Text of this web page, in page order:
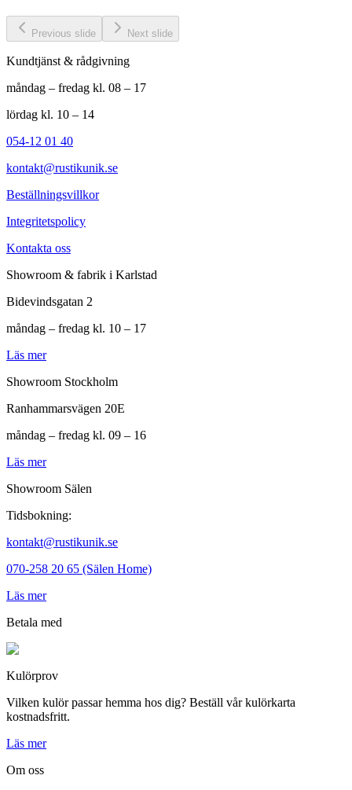
Previous slide Next slide
Kundtjänst & rådgivning
måndag – fredag kl. 08 – 17
lördag kl. 10 – 14
054-12 01 40
kontakt@rustikunik.se
Beställningsvillkor
Integritetspolicy
Kontakta oss
Showroom & fabrik i Karlstad
Bidevindsgatan 2
måndag – fredag kl. 10 – 17
Läs mer
Showroom Stockholm
Ranhammarsvägen 20E
måndag – fredag kl. 09 – 16
Läs mer
Showroom Sälen
Tidsbokning:
kontakt@rustikunik.se
070-258 20 65 (Sälen Home)
Läs mer
Betala med
Kulörprov
Vilken kulör passar hemma hos dig? Beställ vår kulörkarta
kostnadsfritt.
Läs mer
Om oss